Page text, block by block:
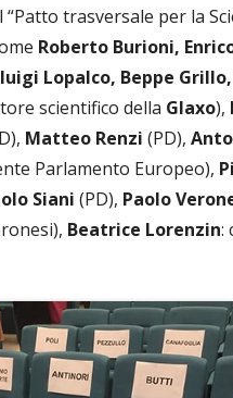
trasversale per la
Roberto Burioni,
Lopalco, Beppe
scientifico della Glaxo),
Matteo Renzi (PD),
Parlamento Europeo),
Siani (PD), Paolo
Beatrice Lorenzin: